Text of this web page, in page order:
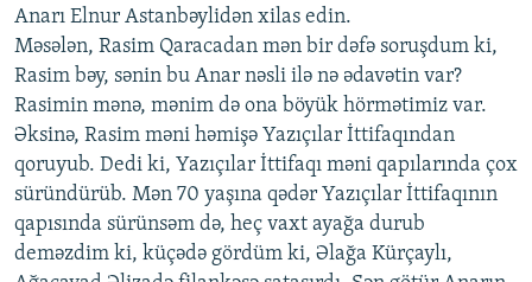
Anarı Elnur Astanbəylidən xilas edin.
Məsələn, Rasim Qaracadan mən bir dəfə soruşdum ki,
Rasim bəy, sənin bu Anar nəsli ilə nə ədavətin var?
Rasimin mənə, mənim də ona böyük hörmətimiz var.
Əksinə, Rasim məni həmişə Yazıçılar İttifaqından
qoruyub. Dedi ki, Yazıçılar İttifaqı məni qapılarında çox
süründürüb. Mən 70 yaşına qədər Yazıçılar İttifaqının
qapısında sürünsəm də, heç vaxt ayağa durub
deməzdim ki, küçədə gördüm ki, Əlağa Kürçaylı,